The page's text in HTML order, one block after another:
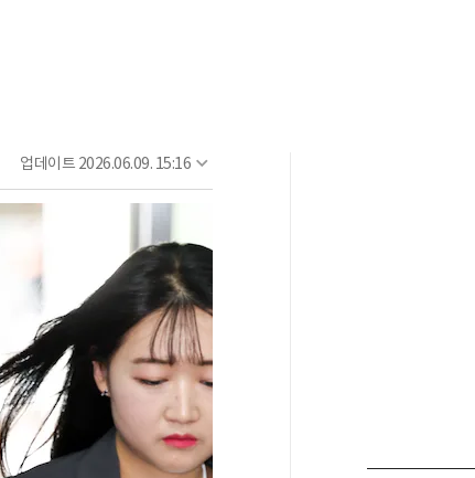
업데이트 2026.06.09. 15:16